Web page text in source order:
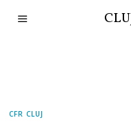
CFR CLUJ